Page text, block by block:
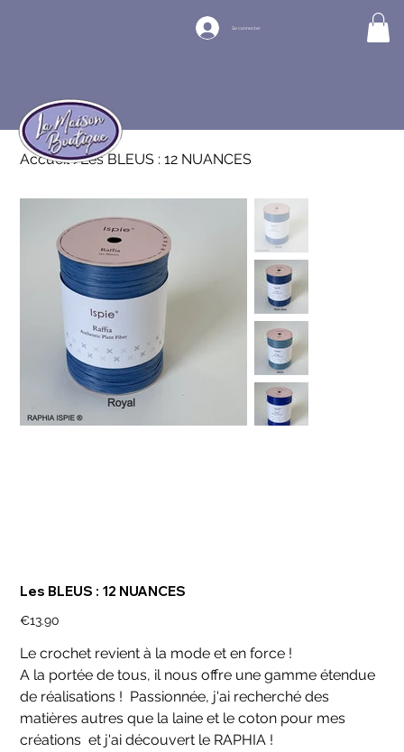
Se connecter
Accueil >Les BLEUS : 12 NUANCES
Les BLEUS : 12 NUANCES
Price
€13.90
Le crochet revient à la mode et en force !
A la portée de tous, il nous offre une gamme étendue
de réalisations ! Passionnée, j'ai recherché des
matières autres que la laine et le coton pour mes
créations et j'ai découvert le RAPHIA !